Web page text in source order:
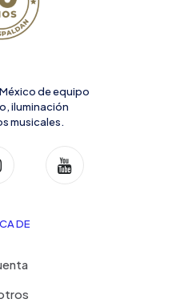
de equipo
iluminación
musicales.
DE